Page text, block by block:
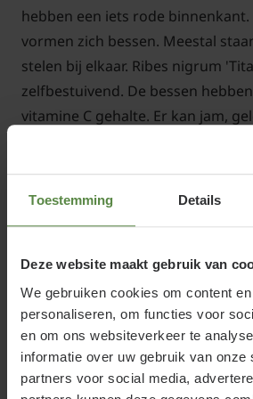
Toestemming Details
Deze website maakt gebruik van
We gebruiken cookies om content
personaliseren, om functies voor
en om ons websiteverkeer te
informatie over uw gebruik van onze
partners voor social media,
hebben een iets rode binnenkant.
vormen zich bessen. Meestal
stelen bij elkaar. Ribes nigrum
zelfbestuivend. De bessen
vitamine C gehalte. Er kan jam,
gekweekt door een, door SKAL
kwekerij. Dit houdt in dat de
bespoten met insecticiden en
wordt gemaakt van kunstmest.
treft u daarom soms wel eens
aan bij levering. Ook kan het